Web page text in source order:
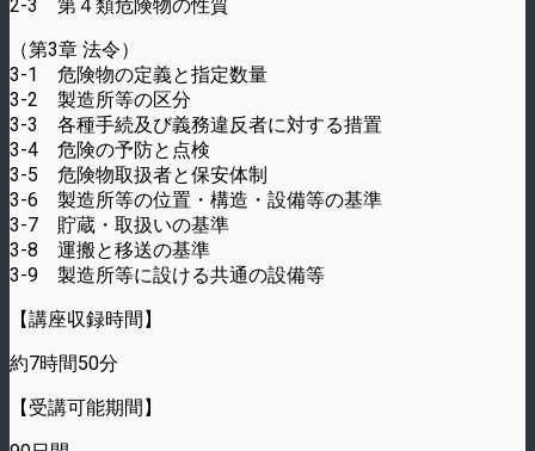
2-3 第４類危険物の性質
（第3章 法令）
3-1 危険物の定義と指定数量
3-2 製造所等の区分
3-3 各種手続及び義務違反者に対する措置
3-4 危険の予防と点検
3-5 危険物取扱者と保安体制
3-6 製造所等の位置・構造・設備等の基準
3-7 貯蔵・取扱いの基準
3-8 運搬と移送の基準
3-9 製造所等に設ける共通の設備等
【講座収録時間】
約7時間50分
【受講可能期間】